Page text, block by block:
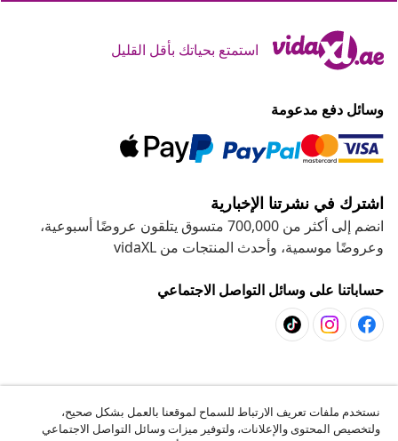
استمتع بحياتك بأقل القليل
وسائل دفع مدعومة
اشترك في نشرتنا الإخبارية
انضم إلى أكثر من 700,000 متسوق يتلقون عروضًا أسبوعية،
وعروضًا موسمية، وأحدث المنتجات من vidaXL
حساباتنا على وسائل التواصل الاجتماعي
نستخدم ملفات تعريف الارتباط للسماح لموقعنا بالعمل بشكل صحيح،
ولتخصيص المحتوى والإعلانات، ولتوفير ميزات وسائل التواصل الاجتماعي